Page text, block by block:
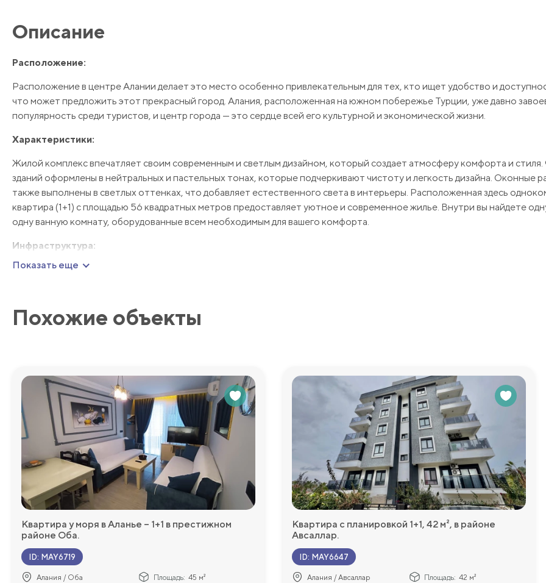
Описание
Расположение:
Расположение в центре Алании делает это место особенно привлекательным для тех, кто ищет удобство и
что может предложить этот прекрасный город. Алания, расположенная на южном побережье Турции, уже давно
популярность среди туристов, и центр города — это сердце всей его культурной и экономической жизни.
Характеристики:
Жилой комплекс впечатляет своим современным и светлым дизайном, который создает атмосферу комфорта и
зданий оформлены в нейтральных и пастельных тонах, которые подчеркивают чистоту и легкость дизайна. Оконные
также выполнены в светлых оттенках, что добавляет естественного света в интерьеры. Расположенная здесь
квартира (1+1) с площадью 56 квадратных метров предоставляет уютное и современное жилье. Внутри вы найдете
одну ванную комнату, оборудованные всем необходимым для вашего комфорта.
Инфраструктура:
Жилой комплекс предлагает широкий спектр удобств для жителей, включая беспроводной интернет, систему
лобби и другие удобства для повышения вашего комфорта.
Показать еще
Похожие объекты
Квартира у моря в Аланье – 1+1 в престижном
районе Оба.
ID: MAY6719
Алания / Оба Площадь: 45 м²
Квартира с планировкой 1+1, 42 м², в районе
Авсаллар.
ID: MAY6647
Алания / Авсаллар Площадь: 42 м²